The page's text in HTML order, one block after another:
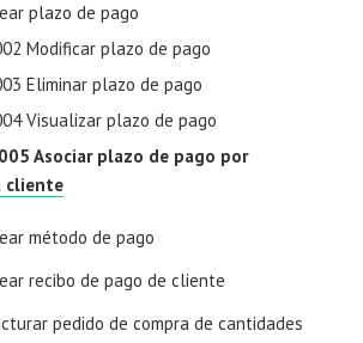
plazo de pago
Modificar plazo de pago
Eliminar plazo de pago
Visualizar plazo de pago
Asociar plazo de pago por
cliente
método de pago
recibo de pago de cliente
pedido de compra de cantidades